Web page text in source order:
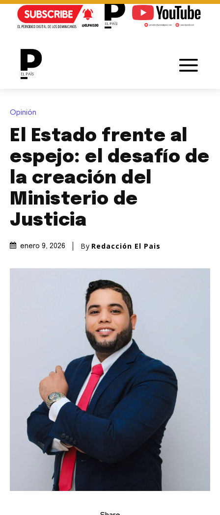
Opinión
El Estado frente al
espejo: el desafío de
la creación del
Ministerio de
Justicia
enero 9, 2026 By Redacción El Pais